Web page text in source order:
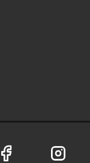
Facebook Seite